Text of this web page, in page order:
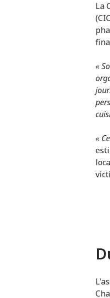
La
«
«